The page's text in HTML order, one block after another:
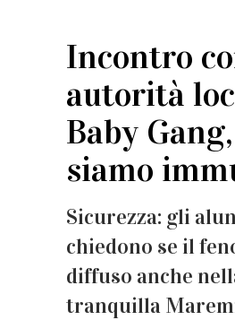
Incontro
autorità
Baby
siamo
Sicurezza: gli
chiedono se il
diffuso anche
tranquilla